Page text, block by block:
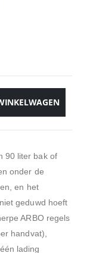
90 liter bak of
onder de
en het
geduwd hoeft
ARBO regels
handvat),
lading